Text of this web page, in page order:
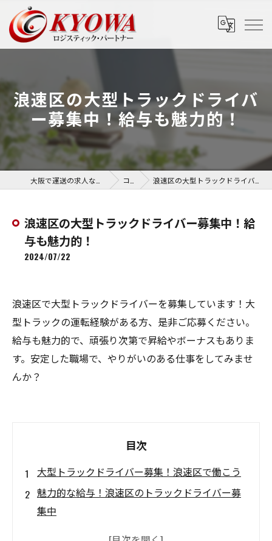
浪速区の大型トラックドライバ
ー募集中！給与も魅力的！
コラム 浪速区の大型トラックドライバー募集中！給与も魅力的！
浪速区の大型トラックドライバー募集中！給
与も魅力的！
2024/07/22
浪速区で大型トラックドライバーを募集しています！大
型トラックの運転経験がある方、是非ご応募ください。
給与も魅力的で、頑張り次第で昇給やボーナスもありま
す。安定した職場で、やりがいのある仕事をしてみませ
んか？
目次
大型トラックドライバー募集！浪速区で働こう
魅力的な給与！浪速区のトラックドライバー募
集中
浪速区での大型トラックドライバー募集！未経